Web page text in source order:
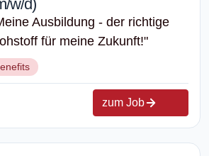
w/d)
Ausbildung - der richtige
für meine Zukunft!"
zum Job